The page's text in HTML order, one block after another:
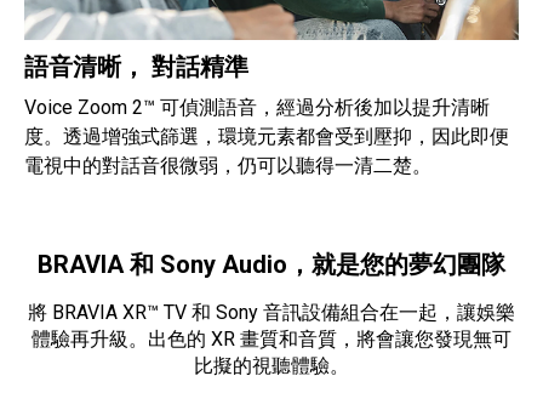
語音清晰， 對話精準
Voice Zoom 2™ 可偵測語音，經過分析後加以提升清晰
度。透過增強式篩選，環境元素都會受到壓抑，因此即便
電視中的對話音很微弱，仍可以聽得一清二楚。
BRAVIA 和 Sony Audio，就是您的夢幻團隊
將 BRAVIA XR™ TV 和 Sony 音訊設備組合在一起，讓娛樂
體驗再升級。出色的 XR 畫質和音質，將會讓您發現無可
比擬的視聽體驗。